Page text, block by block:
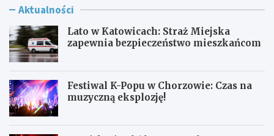
Aktualności
Lato w Katowicach: Straż Miejska
zapewnia bezpieczeństwo mieszkańcom
Festiwal K-Popu w Chorzowie: Czas na
muzyczną eksplozję!